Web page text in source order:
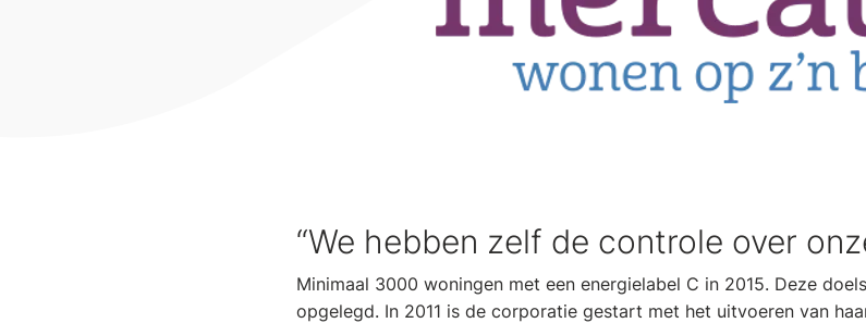
“We hebben zelf de controle over
Minimaal 3000 woningen met een energielabel C in 2015. Deze
opgelegd. In 2011 is de corporatie gestart met het uitvoeren van